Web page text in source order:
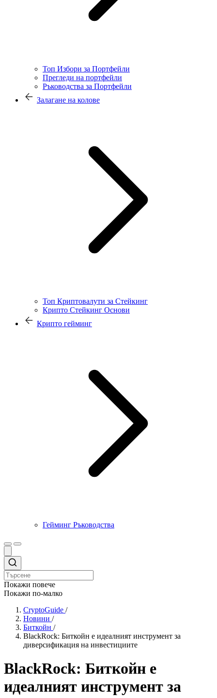
Топ Избори за Портфейли
Прегледи на портфейли
Ръководства за Портфейли
Залагане на колове
Топ Криптовалути за Стейкинг
Крипто Стейкинг Основи
Крипто гейминг
Гейминг Ръководства
Покажи повече
Покажи по-малко
CryptoGuide /
Новини /
Биткойн /
BlackRock: Биткойн е идеалният инструмент за
диверсификация на инвестициите
BlackRock: Биткойн е
идеалният инструмент за